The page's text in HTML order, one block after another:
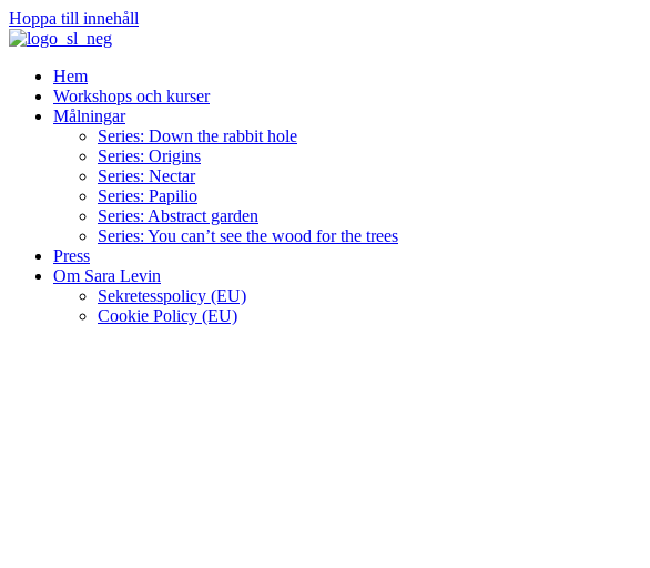
Hoppa till innehåll
Hem
Workshops och kurser
Målningar
Series: Down the rabbit hole
Series: Origins
Series: Nectar
Series: Papilio
Series: Abstract garden
Series: You can’t see the wood for the trees
Press
Om Sara Levin
Sekretesspolicy (EU)
Cookie Policy (EU)